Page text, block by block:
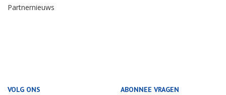
Partnernieuws
VOLG ONS ABONNEE VRAGEN